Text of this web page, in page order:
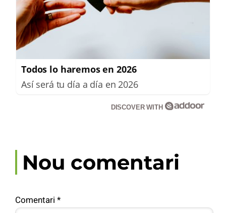
Todos lo haremos en 2026
Así será tu día a día en 2026
DISCOVER WITH
Nou comentari
Comentari *